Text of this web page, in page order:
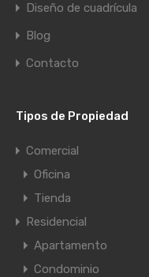
Diseño de cuadrícula
Blog
Contacto
Tipos de Propiedad
Comercial
Oficina
Tienda
Residencial
Apartamento
Condominio